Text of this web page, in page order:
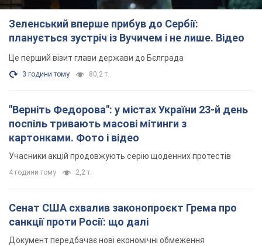
Зеленський вперше прибув до Сербії:
планується зустріч із Вучичем і не лише. Відео
Це перший візит глави держави до Бєлграда
3 години тому 80,2 т.
"Верніть Федорова": у містах України 23-й день
поспіль тривають масові мітинги з
картонками. Фото і відео
Учасники акцій продовжують серію щоденних протестів
4 години тому 2,2 т.
Сенат США схвалив законопроєкт Грема про
санкції проти Росії: що далі
Документ передбачає нові економічні обмеження